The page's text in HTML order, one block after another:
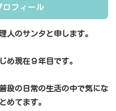
ロフィール
人のサンタと申します。
め現在９年目です。
段の日常の生活の中で気にな
めてます。